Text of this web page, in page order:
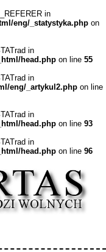
in
eng/_statystyka.php on
in
head.phpon line 55
in
eng/_artykul2.php on line
in
head.phpon line 93
in
head.phpon line 96